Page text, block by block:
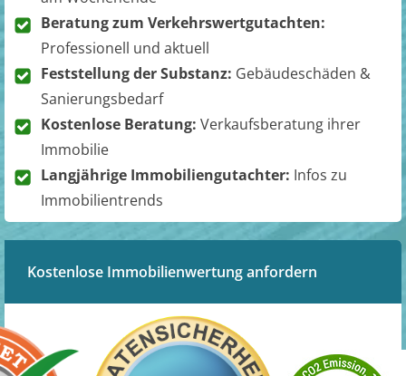
Beratung zum Verkehrswertgutachten:
Professionell und aktuell
Feststellung der Substanz: Gebäudeschäden &
Sanierungsbedarf
Kostenlose Beratung: Verkaufsberatung ihrer
Immobilie
Langjährige Immobiliengutachter: Infos zu
Immobilientrends
Kostenlose Immobilienwertung anfordern